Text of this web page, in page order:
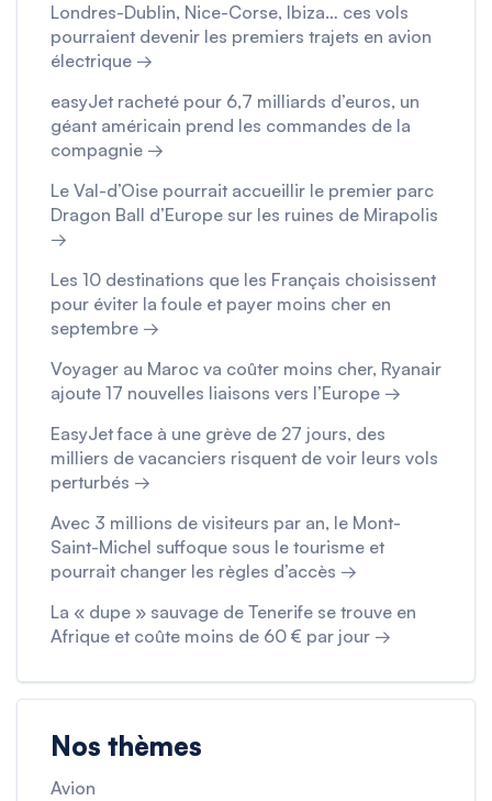
Londres-Dublin, Nice-Corse, Ibiza… ces vols
pourraient devenir les premiers trajets en avion
électrique →
easyJet racheté pour 6,7 milliards d’euros, un
géant américain prend les commandes de la
compagnie →
Le Val-d’Oise pourrait accueillir le premier parc
Dragon Ball d’Europe sur les ruines de Mirapolis
→
Les 10 destinations que les Français choisissent
pour éviter la foule et payer moins cher en
septembre →
Voyager au Maroc va coûter moins cher, Ryanair
ajoute 17 nouvelles liaisons vers l’Europe →
EasyJet face à une grève de 27 jours, des
milliers de vacanciers risquent de voir leurs vols
perturbés →
Avec 3 millions de visiteurs par an, le Mont-
Saint-Michel suffoque sous le tourisme et
pourrait changer les règles d’accès →
La « dupe » sauvage de Tenerife se trouve en
Afrique et coûte moins de 60 € par jour →
Nos thèmes
Avion